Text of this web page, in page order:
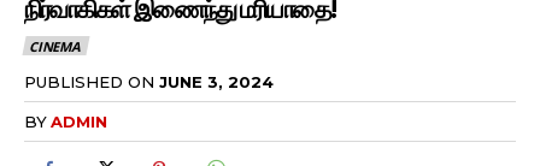
நிர்வாகிகள் இணைந்து மரியாதை!
CINEMA
PUBLISHED ON JUNE 3, 2024
BYADMIN